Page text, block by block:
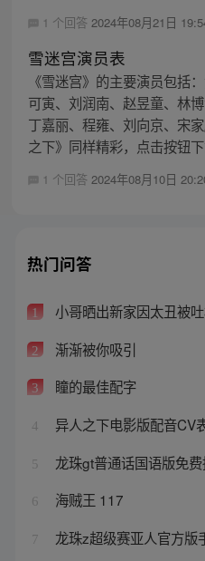
1 个回答 2024年08月21日
雪迷宫演员表
《雪迷宫》的主要演员包括
可寅、刘润南、赵昱童、林
丁嘉丽、程雍、刘向京、宋
之下》同样精彩，点击按钮
1 个回答 2024年08月10日
热门问答
1 小哥晒出新家因太丑被
2 渐渐被你吸引
3 瞳的最佳配字
4 异人之下电影版配音CV
5 龙珠gt普通话国语版免
6 海贼王 117
7 龙珠z超级赛亚人官方版